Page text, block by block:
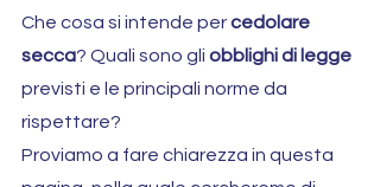
Che cosa si intende per cedolare
secca? Quali sono gli obblighi di legge
previsti e le principali norme da
rispettare?
Proviamo a fare chiarezza in questa